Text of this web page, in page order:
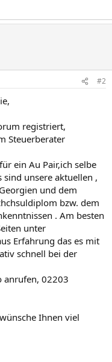
#2
registriert,
Steuerberater
ein Au Pair,ich selbe
sind unsere aktuellen ,
und dem
bzw. dem
. Am besten
unter
Erfahrung das es mit
schnell bei der
anrufen, 02203
Ihnen viel